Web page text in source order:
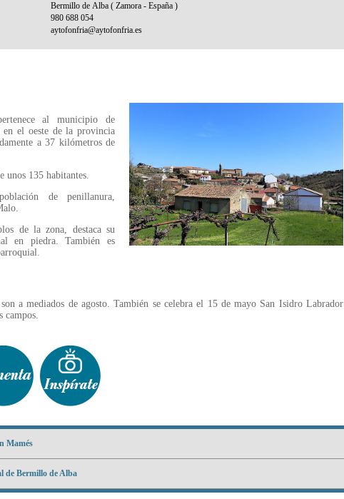
al municipio de
en el oeste de la provincia
a 37 kilómetros de
unos 135 habitantes.
de penillanura,
de la zona, destaca su
en piedra. También es
son a mediados de agosto. También se celebra el 15 de mayo San Isidro Labrador
campos.
Mamés
de Bermillo de Alba